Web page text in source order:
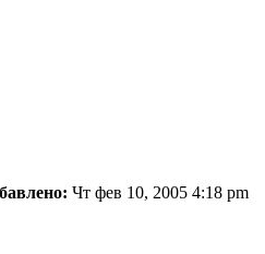
Чт фев 10, 2005 4:18 pm